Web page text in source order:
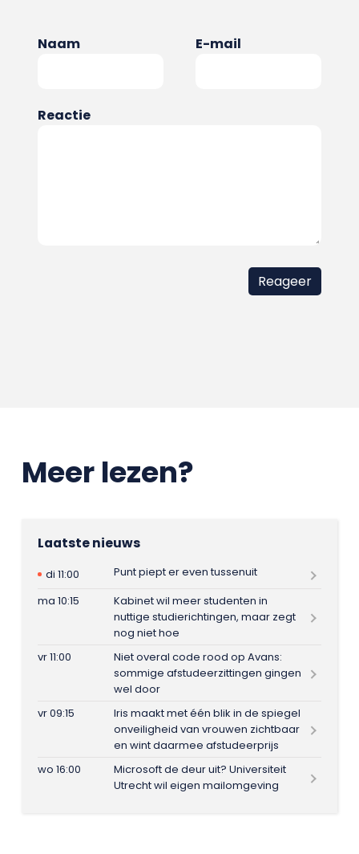
Naam E-mail
Reactie
Meer lezen?
Laatste nieuws
di 11:00
Punt piept er even tussenuit
ma 10:15
Kabinet wil meer studenten in
nuttige studierichtingen, maar zegt
nog niet hoe
vr 11:00
Niet overal code rood op Avans:
sommige afstudeerzittingen gingen
wel door
vr 09:15
Iris maakt met één blik in de spiegel
onveiligheid van vrouwen zichtbaar
en wint daarmee afstudeerprijs
wo 16:00
Microsoft de deur uit? Universiteit
Utrecht wil eigen mailomgeving